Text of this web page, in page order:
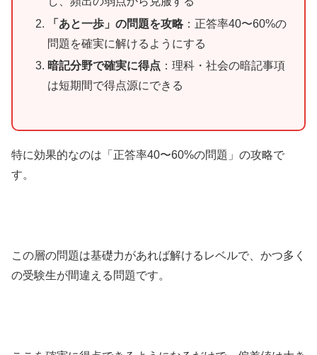
「あと一歩」の問題を攻略：正答率40〜60%の
問題を確実に解けるようにする
暗記分野で確実に得点 ：理科・社会の暗記事項
は短期間で得点源にできる
特に効果的なのは「正答率40〜60%の問題」の攻略で
す。
この層の問題は基礎力があれば解けるレベルで、かつ多く
の受験生が間違える問題です。